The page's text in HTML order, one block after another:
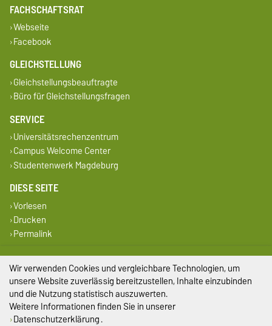
FACHSCHAFTSRAT
Webseite
Facebook
GLEICHSTELLUNG
Gleichstellungsbeauftragte
Büro für Gleichstellungsfragen
SERVICE
Universitätsrechenzentrum
Campus Welcome Center
Studentenwerk Magdeburg
DIESE SEITE
Vorlesen
Drucken
Permalink
Impressum
Datenschutz
Barrierefreiheit
Wir verwenden Cookies und vergleichbare Technologien, um
unsere Website zuverlässig bereitzustellen, Inhalte einzubinden
und die Nutzung statistisch auszuwerten.
Weitere Informationen finden Sie in unserer
Datenschutzerklärung.